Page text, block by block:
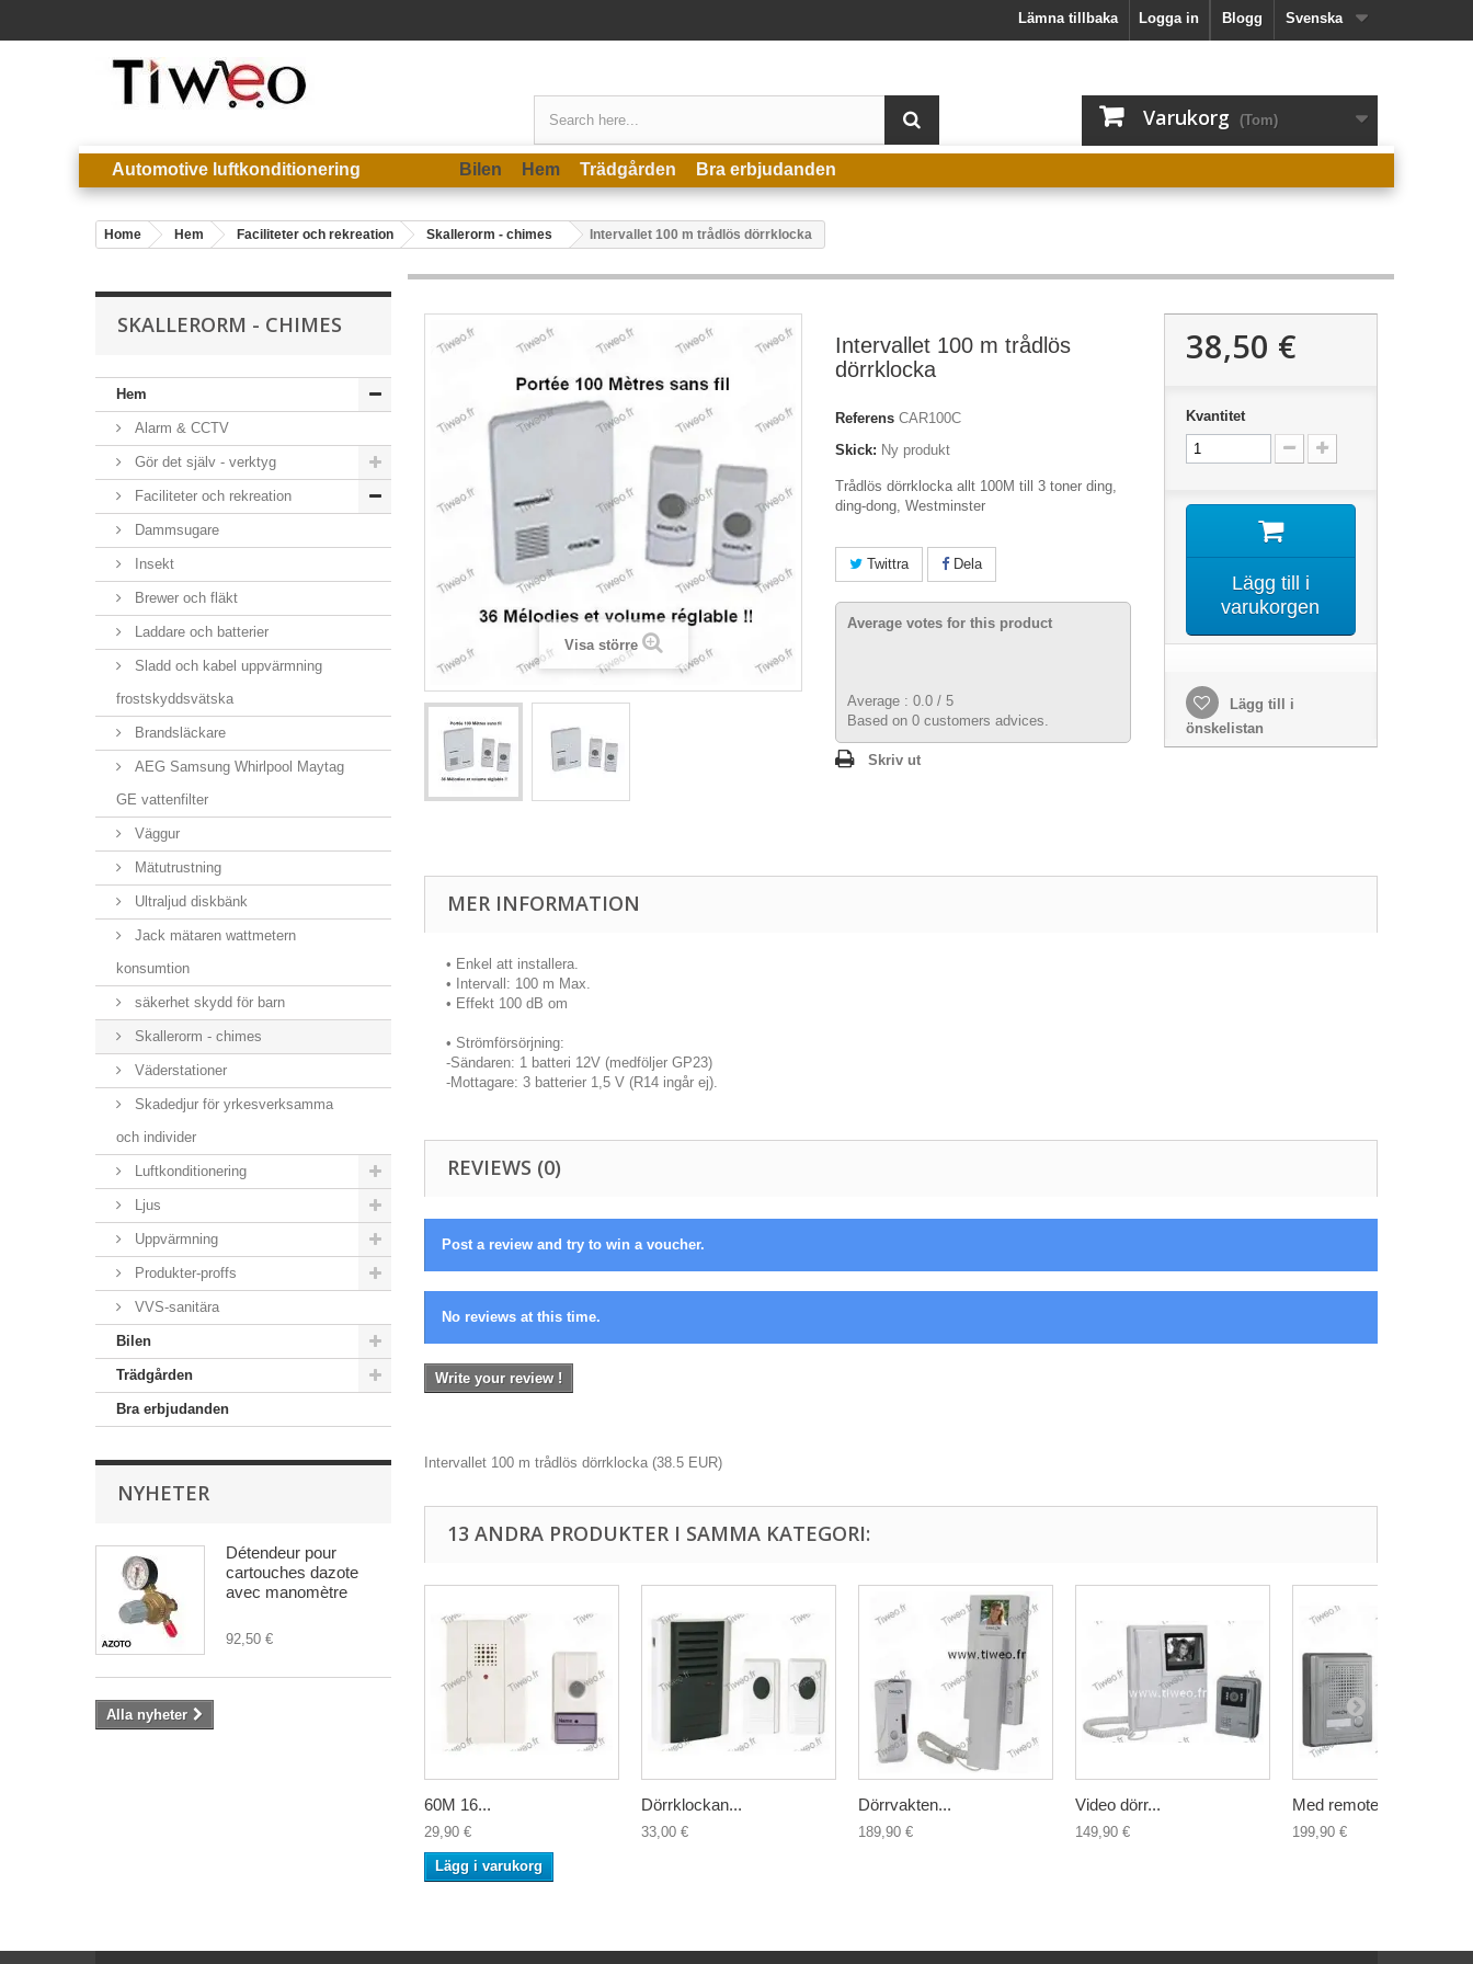
Svenska
Blogg
Logga in
Lämna tillbaka
Varukorg (Tom)
Automotive luftkonditionering Bilen Hem Trädgården Bra erbjudanden
Home Hem Faciliteter och rekreation Skallerorm - chimes Intervallet 100 m trådlös dörrklocka
SKALLERORM - CHIMES
Hem
Alarm & CCTV
Gör det själv - verktyg
Faciliteter och rekreation
Dammsugare
Insekt
Brewer och fläkt
Laddare och batterier
Sladd och kabel uppvärmning
frostskyddsvätska
Brandsläckare
AEG Samsung Whirlpool Maytag
GE vattenfilter
Väggur
Mätutrustning
Ultraljud diskbänk
Jack mätaren wattmetern
konsumtion
säkerhet skydd för barn
Skallerorm - chimes
Väderstationer
Skadedjur för yrkesverksamma
och individer
Luftkonditionering
Ljus
Uppvärmning
Produkter-proffs
VVS-sanitära
Bilen
Trädgården
Bra erbjudanden
NYHETER
Détendeur pour
cartouches dazote
avec manomètre
92,50 €
Alla nyheter
Visa större
Intervallet 100 m trådlös
dörrklocka
Referens CAR100C
Skick: Ny produkt
Trådlös dörrklocka allt 100M till 3 toner ding,
ding-dong, Westminster
Twittra Dela
Average votes for this product
Average : 0.0 / 5
Based on 0 customers advices.
Skriv ut
38,50 €
Kvantitet
Lägg till i
varukorgen
Lägg till i
önskelistan
MER INFORMATION
• Enkel att installera.
• Intervall: 100 m Max.
• Effekt 100 dB om
• Strömförsörjning:
-Sändaren: 1 batteri 12V (medföljer GP23)
-Mottagare: 3 batterier 1,5 V (R14 ingår ej).
REVIEWS (0)
Post a review and try to win a voucher.
No reviews at this time.
Write your review !
Intervallet 100 m trådlös dörrklocka (38.5 EUR)
13 ANDRA PRODUKTER I SAMMA KATEGORI:
60M 16...
29,90 €
Lägg i varukorg
Dörrklockan...
33,00 €
Dörrvakten...
189,90 €
Video dörr...
149,90 €
Med remote...
199,90 €